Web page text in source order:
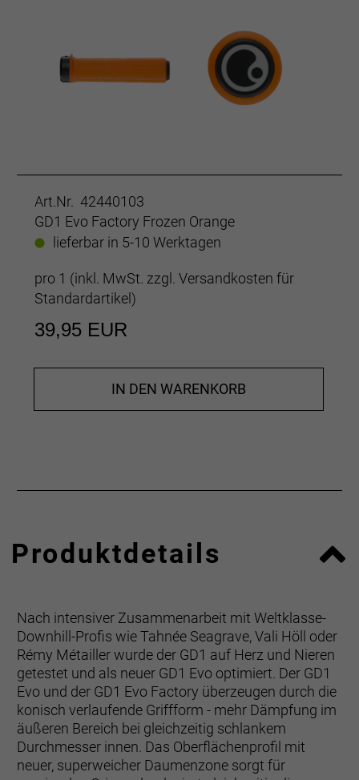
Art.Nr. 42440103
GD1 Evo Factory Frozen Orange
lieferbar in 5-10 Werktagen
pro 1 (inkl. MwSt. zzgl. Versandkosten für
Standardartikel)
39,95 EUR
IN DEN WARENKORB
Produktdetails
Nach intensiver Zusammenarbeit mit Weltklasse-
Downhill-Profis wie Tahnée Seagrave, Vali Höll oder
Rémy Métailler wurde der GD1 auf Herz und Nieren
getestet und als neuer GD1 Evo optimiert. Der GD1
Evo und der GD1 Evo Factory überzeugen durch die
konisch verlaufende Griffform - mehr Dämpfung im
äußeren Bereich bei gleichzeitig schlankem
Durchmesser innen. Das Oberflächenprofil mit
neuer, superweicher Daumenzone sorgt für